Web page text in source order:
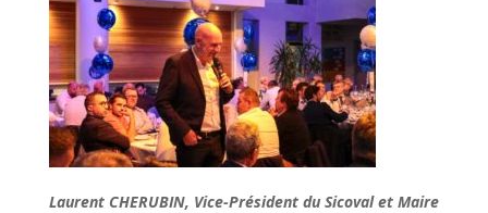
Laurent CHERUBIN, Vice-Président du Sicoval et Maire